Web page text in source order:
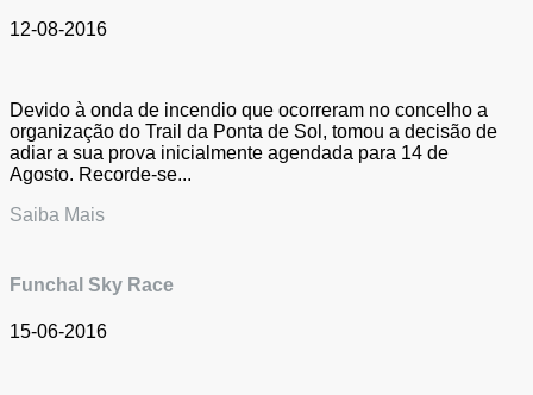
12-08-2016
Devido à onda de incendio que ocorreram no concelho a
organização do Trail da Ponta de Sol, tomou a decisão de
adiar a sua prova inicialmente agendada para 14 de
Agosto. Recorde-se...
Saiba Mais
Funchal Sky Race
15-06-2016